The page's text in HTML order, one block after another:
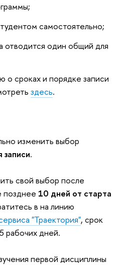
самостоятельно;
отводится один общий для
сроках и порядке записи
здесь.
изменить выбор
записи.
свой выбор после
позднее 10 дней от старта
в на линию
"Траектория", срок
5 рабочих дней.
первой дисциплины